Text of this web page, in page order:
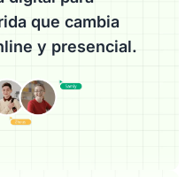
que cambia
y presencial.